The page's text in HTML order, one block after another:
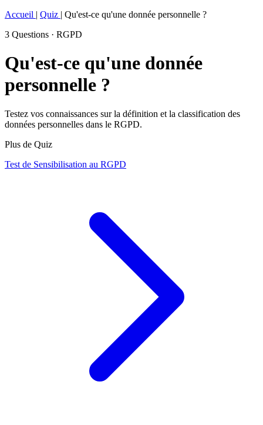
Accueil | Quiz | Qu'est-ce qu'une donnée personnelle ?
3 Questions · RGPD
Qu'est-ce qu'une donnée
personnelle ?
Testez vos connaissances sur la définition et la classification des
données personnelles dans le RGPD.
Plus de Quiz
Test de Sensibilisation au RGPD